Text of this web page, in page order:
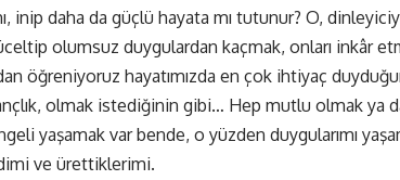
inip daha da güçlü hayata mı tutunur? O,
olumsuz duygulardan kaçmak, onları inkâr
öğreniyoruz hayatımızda en çok ihtiyaç
olmak istediğinin gibi… Hep mutlu olmak ya
yaşamak var bende, o yüzden duygularımı
ve ürettiklerimi.